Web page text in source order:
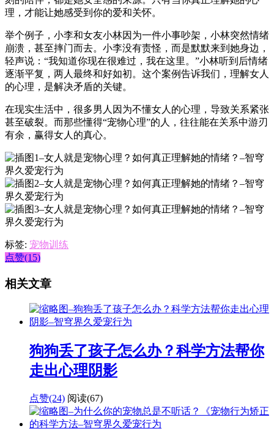
理，才能让她感受到你的爱和关怀。
举个例子，小李和女友小林因为一件小事吵架，小林突然情绪
崩溃，甚至摔门而去。小李没有责怪，而是默默来到她身边，
轻声说：“我知道你现在很难过，我在这里。”小林听到后情绪
逐渐平复，两人最终和好如初。这个案例告诉我们，理解女人
的心理，是解决矛盾的关键。
在现实生活中，很多男人因为不懂女人的心理，导致关系紧张
甚至破裂。而那些懂得“宠物心理”的人，往往能在关系中游刃
有余，赢得女人的真心。
标签: 宠物训练
点赞(15)
相关文章
狗狗丢了孩子怎么办？科学方法帮你
走出心理阴影
点赞(24) 阅读(67)